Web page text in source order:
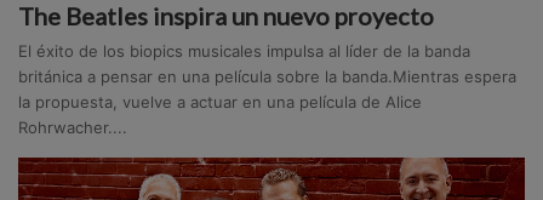
The Beatles inspira un nuevo proyecto
El éxito de los biopics musicales impulsa al líder de la banda
británica a pensar en una película sobre la banda.Mientras espera
la propuesta, vuelve a actuar en una película de Alice
Rohrwacher....